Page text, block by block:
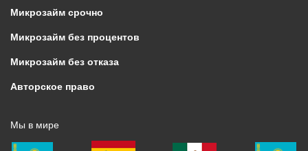
Микрозайм срочно
Микрозайм без процентов
Микрозайм без отказа
Авторское право
Мы в мире